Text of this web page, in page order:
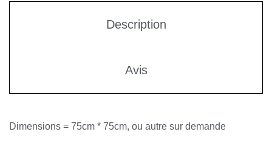
Description
Avis
Dimensions = 75cm * 75cm, ou autre sur demande